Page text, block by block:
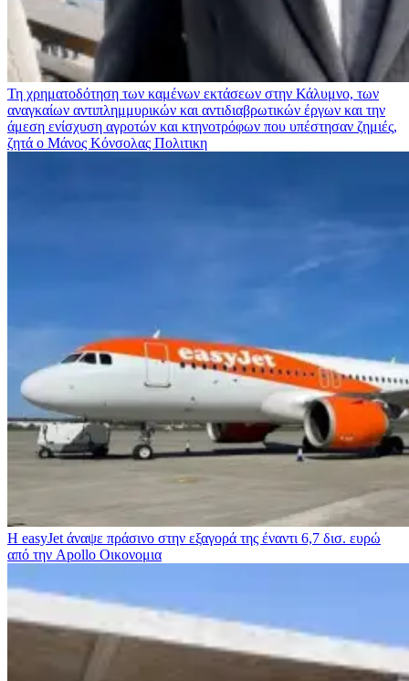
Τη χρηματοδότηση των καμένων εκτάσεων στην Κάλυμνο, των
αναγκαίων αντιπλημμυρικών και αντιδιαβρωτικών έργων και την
άμεση ενίσχυση αγροτών και κτηνοτρόφων που υπέστησαν ζημιές,
ζητά ο Μάνος Κόνσολας Πολιτικη
Η easyJet άναψε πράσινο στην εξαγορά της έναντι 6,7 δισ. ευρώ
από την Apollo Οικονομια